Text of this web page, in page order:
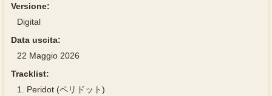
Versione:
Digital
Data uscita:
22 Maggio 2026
Tracklist:
1.
Peridot (ペリドット)